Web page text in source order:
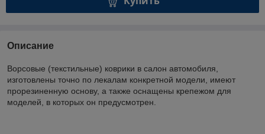
Описание
Ворсовые (текстильные) коврики в салон автомобиля,
изготовлены точно по лекалам конкретной модели, имеют
прорезиненную основу, а также оснащены крепежом для
моделей, в которых он предусмотрен.